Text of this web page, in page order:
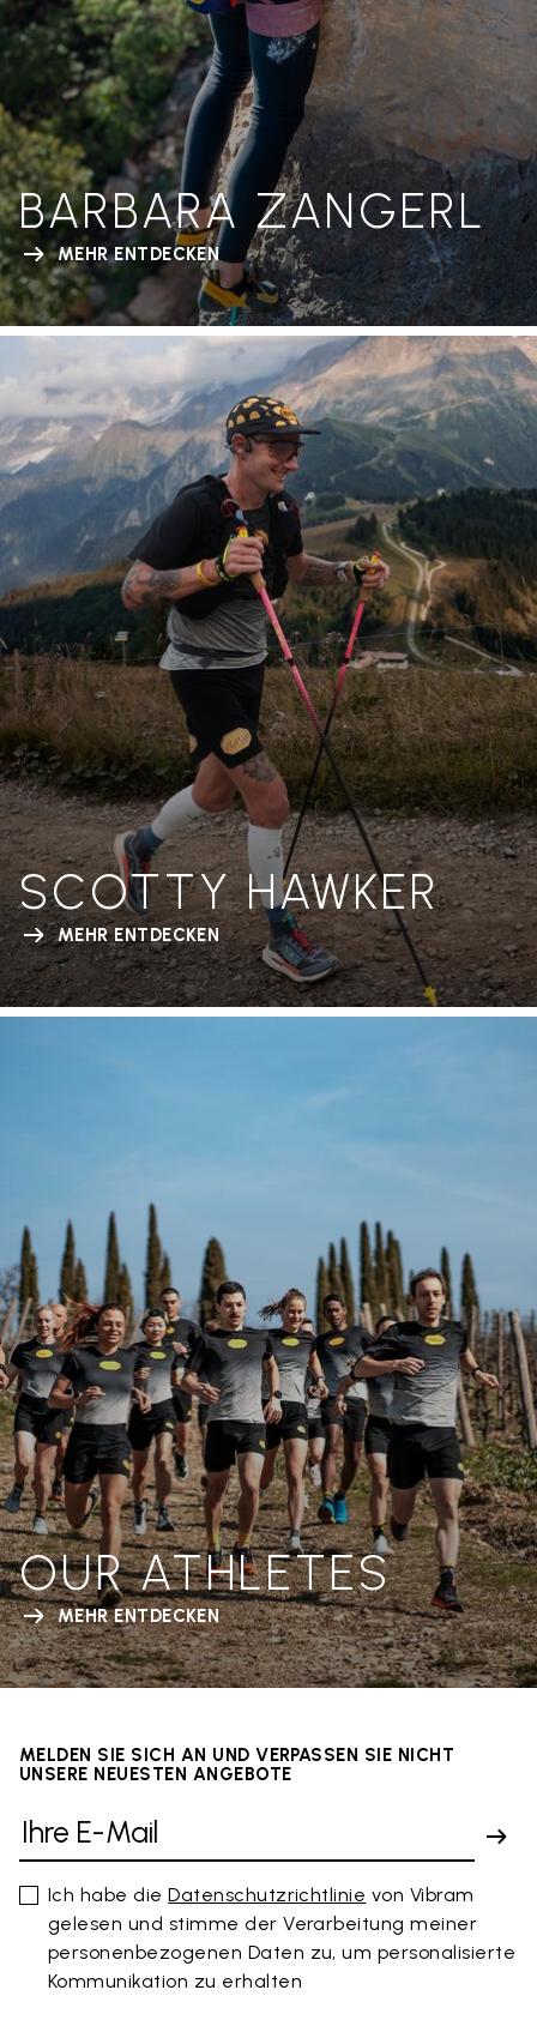
BARBARA ZANGERL
MEHR ENTDECKEN
SCOTTY HAWKER
MEHR ENTDECKEN
OUR ATHLETES
MEHR ENTDECKEN
MELDEN SIE SICH AN UND VERPASSEN SIE NICHT
UNSERE NEUESTEN ANGEBOTE
Ich habe dieDatenschutzrichtlinie von Vibram
gelesen und stimme der Verarbeitung meiner
personenbezogenen Daten zu, um personalisierte
Kommunikation zu erhalten